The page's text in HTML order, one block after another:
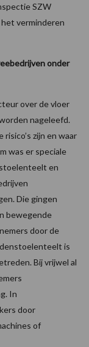
SZW
verminderen
onder
over de vloer
nageleefd.
zijn en waar
was er speciale
en
Die gingen
bewegende
door de
is
Bij vrijwel al
In
door
of